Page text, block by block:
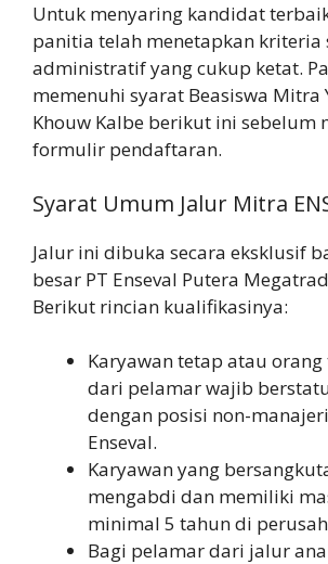
Untuk menyaring kandidat
panitia telah menetapkan kriteria
administratif yang cukup ketat.
memenuhi syarat Beasiswa Mitra
Khouw Kalbe berikut ini sebelum
formulir pendaftaran.
Syarat Umum Jalur Mitra
Jalur ini dibuka secara eksklusif
besar PT Enseval Putera
Berikut rincian kualifikasinya:
Karyawan tetap atau
dari pelamar wajib
dengan posisi non-
Enseval.
Karyawan yang
mengabdi dan memiliki
minimal 5 tahun di
Bagi pelamar dari jalur